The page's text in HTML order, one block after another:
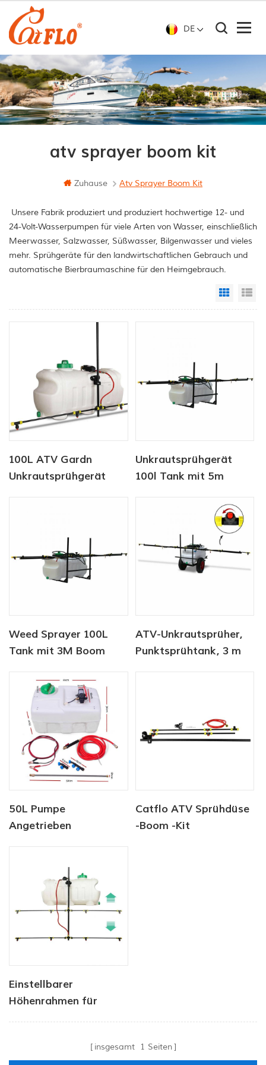
DE
atv sprayer boom kit
Zuhause Atv Sprayer Boom Kit
Unsere Fabrik produziert und produziert hochwertige 12- und
24-Volt-Wasserpumpen für viele Arten von Wasser, einschließlich
Meerwasser, Salzwasser, Süßwasser, Bilgenwasser und vieles
mehr. Sprühgeräte für den landwirtschaftlichen Gebrauch und
automatische Bierbraumaschine für den Heimgebrauch.
Grid
100L ATV Gardn
Unkrautsprühgerät
Unkrautsprühgerät
100l Tank mit 5m
Weed Sprayer 100L
Tank mit 3M Boom
ATV-Unkrautsprüher,
Punktsprühtank, 3 m
50L Pumpe
Angetrieben
Sprayer 4,0 L/min 80
PSI Druck
Catflo ATV Sprühdüse
-Boom -Kit
Einstellbarer
Höhenrahmen für
insgesamt 1 Seiten